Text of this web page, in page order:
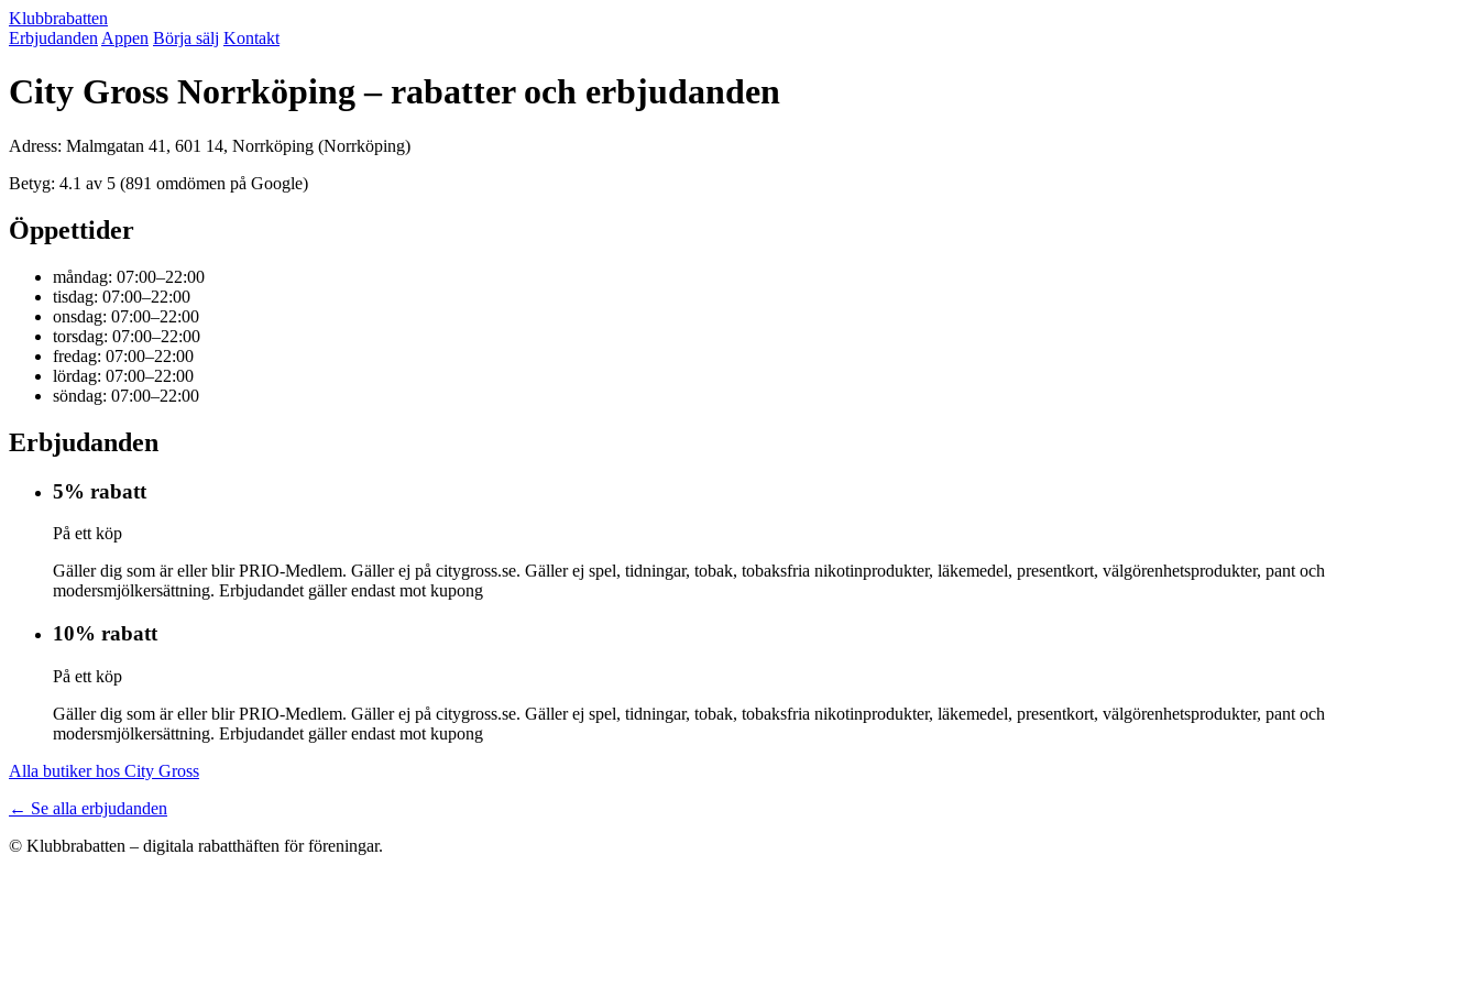
Klubbrabatten
Erbjudanden Appen Börja sälj Kontakt
City Gross Norrköping – rabatter och erbjudanden
Adress: Malmgatan 41, 601 14, Norrköping (Norrköping)
Betyg: 4.1 av 5 (891 omdömen på Google)
Öppettider
måndag: 07:00–22:00
tisdag: 07:00–22:00
onsdag: 07:00–22:00
torsdag: 07:00–22:00
fredag: 07:00–22:00
lördag: 07:00–22:00
söndag: 07:00–22:00
Erbjudanden
5% rabatt
På ett köp
Gäller dig som är eller blir PRIO-Medlem. Gäller ej på citygross.se. Gäller ej spel, tidningar, tobak, tobaksfria nikotinprodukter, läkemedel, presentkort, välgörenhetsprodukter, pant och
modersmjölkersättning. Erbjudandet gäller endast mot kupong
10% rabatt
På ett köp
Gäller dig som är eller blir PRIO-Medlem. Gäller ej på citygross.se. Gäller ej spel, tidningar, tobak, tobaksfria nikotinprodukter, läkemedel, presentkort, välgörenhetsprodukter, pant och
modersmjölkersättning. Erbjudandet gäller endast mot kupong
Alla butiker hos City Gross
← Se alla erbjudanden
© Klubbrabatten – digitala rabatthäften för föreningar.